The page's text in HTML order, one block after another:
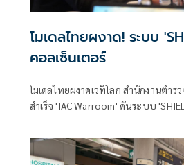
โมเดลไทยผงาด! ระบบ
คอลเซ็นเตอร์
โมเดลไทยผงาดเวทีโลก สำนักงานตำร
สำเร็จ 'IAC Warroom' ดันระบบ 'SHIELD' สกัดแก๊งคอล